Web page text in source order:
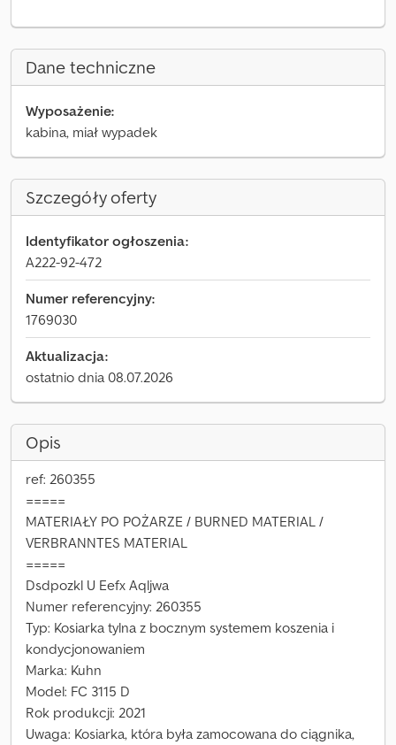
Dane techniczne
Wyposażenie:
kabina, miał wypadek
Szczegóły oferty
Identyfikator ogłoszenia:
A222-92-472
Numer referencyjny:
1769030
Aktualizacja:
ostatnio dnia 08.07.2026
Opis
ref: 260355
=====
MATERIAŁY PO POŻARZE / BURNED MATERIAL /
VERBRANNTES MATERIAL
=====
Dsdpozkl U Eefx Aqljwa
Numer referencyjny: 260355
Typ: Kosiarka tylna z bocznym systemem koszenia i
kondycjonowaniem
Marka: Kuhn
Model: FC 3115 D
Rok produkcji: 2021
Uwaga: Kosiarka, która była zamocowana do ciągnika,